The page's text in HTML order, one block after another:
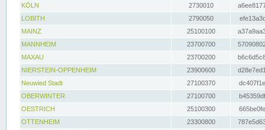
KÖLN
2730010
LOBITH
2790050
MAINZ
25100100
MANNHEIM
23700700
MAXAU
23700200
NIERSTEIN-OPPENHEIM
23900600
Neuwied Stadt
27100370
OBERWINTER
27100700
OESTRICH
25100300
OTTENHEIM
23300800